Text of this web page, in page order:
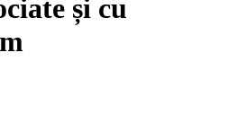
și cu